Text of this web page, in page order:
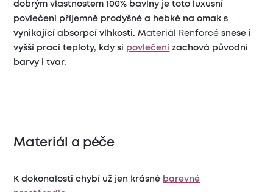
dobrým vlastnostem 100% bavlny je toto luxusní
povlečení příjemně prodyšné a hebké na omak s
vynikající absorpcí vlhkosti.Materiál Renforcésnese i
vyšší prací teploty, kdy si
povlečení
zachová původní
barvy i tvar.
Materiál a péče
K dokonalosti chybí už jen krásné barevné